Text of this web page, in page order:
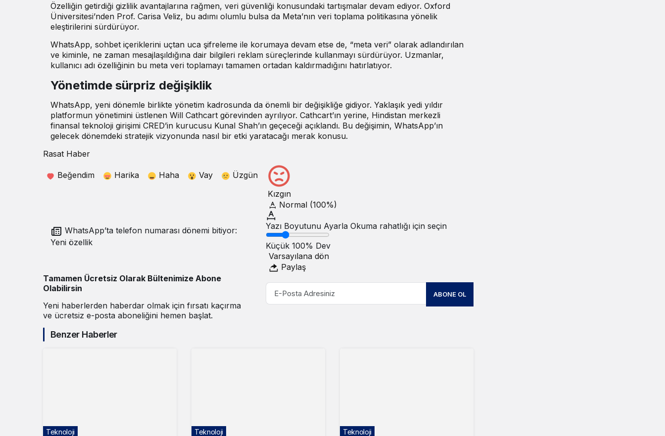
Özelliğin getirdiği gizlilik avantajlarına rağmen, veri güvenliği konusundaki tartışmalar devam ediyor. Oxford
Üniversitesi’nden Prof. Carisa Veliz, bu adımı olumlu bulsa da Meta’nın veri toplama politikasına yönelik
eleştirilerini sürdürüyor.
WhatsApp, sohbet içeriklerini uçtan uca şifreleme ile korumaya devam etse de, “meta veri” olarak adlandırılan
ve kiminle, ne zaman mesajlaşıldığına dair bilgileri reklam süreçlerinde kullanmayı sürdürüyor. Uzmanlar,
kullanıcı adı özelliğinin bu meta veri toplamayı tamamen ortadan kaldırmadığını hatırlatıyor.
Yönetimde sürpriz değişiklik
WhatsApp, yeni dönemle birlikte yönetim kadrosunda da önemli bir değişikliğe gidiyor. Yaklaşık yedi yıldır
platformun yönetimini üstlenen Will Cathcart görevinden ayrılıyor. Cathcart’ın yerine, Hindistan merkezli
finansal teknoloji girişimi CRED’in kurucusu Kunal Shah’ın geçeceği açıklandı. Bu değişimin, WhatsApp’ın
gelecek dönemdeki stratejik vizyonunda nasıl bir etki yaratacağı merak konusu.
Rasat Haber
Beğendim Harika Haha Vay
Üzgün
Kızgın
WhatsApp’ta telefon numarası dönemi bitiyor:
Yeni özellik
Normal (100%)
Yazı Boyutunu Ayarla Okuma rahatlığı için seçin
Küçük 100% Dev
Varsayılana dön
Paylaş
Tamamen Ücretsiz Olarak Bültenimize Abone
Olabilirsin
Yeni haberlerden haberdar olmak için fırsatı kaçırma
ve ücretsiz e-posta aboneliğini hemen başlat.
ABONE OL
Benzer Haberler
Teknoloji Teknoloji Teknoloji